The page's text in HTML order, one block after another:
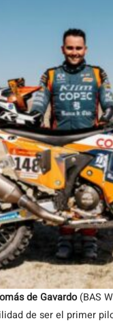
de Gavardo(BAS
de ser el primer